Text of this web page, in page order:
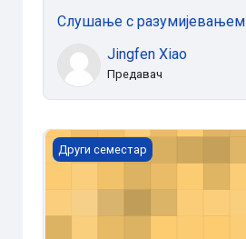
Слушање с разумијевањем
Jingfen Xiao
Предавач
Синтакса српског језика
Други семестар